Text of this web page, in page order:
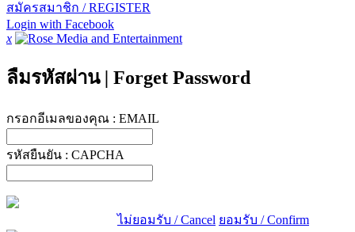
สมัครสมาชิก / REGISTER
Login with Facebook
x
ลืมรหัสผ่าน | Forget Password
กรอกอีเมลของคุณ : EMAIL
รหัสยืนยัน : CAPCHA
ไม่ยอมรับ / Cancel ยอมรับ / Confirm